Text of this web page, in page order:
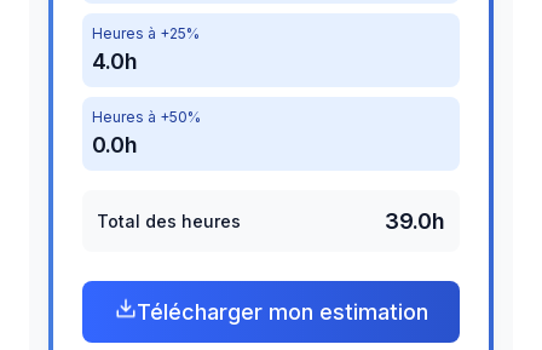
Heures à +25%
4.0h
Heures à +50%
0.0h
Total des heures 39.0h
Télécharger mon estimation